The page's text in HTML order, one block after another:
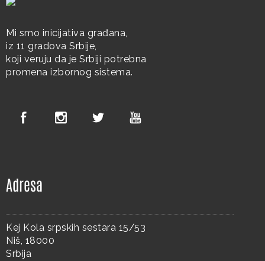
Mi smo inicijativa građana,
iz 11 gradova Srbije,
koji veruju da je Srbiji potrebna
promena izbornog sistema.
Adresa
Kej Kola srpskih sestara 15/53
Niš, 18000
Srbija